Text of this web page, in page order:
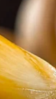
koji će
mogu
može doneti